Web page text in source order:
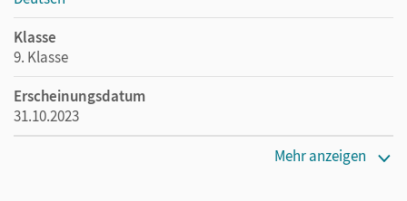
Klasse
9. Klasse
Erscheinungsdatum
31.10.2023
Mehr anzeigen